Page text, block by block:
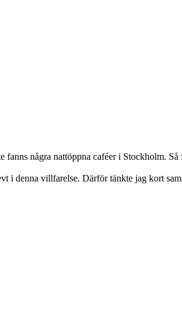
några nattöppna caféer i Stockholm.
i denna villfarelse. Därför tänkte jag kort